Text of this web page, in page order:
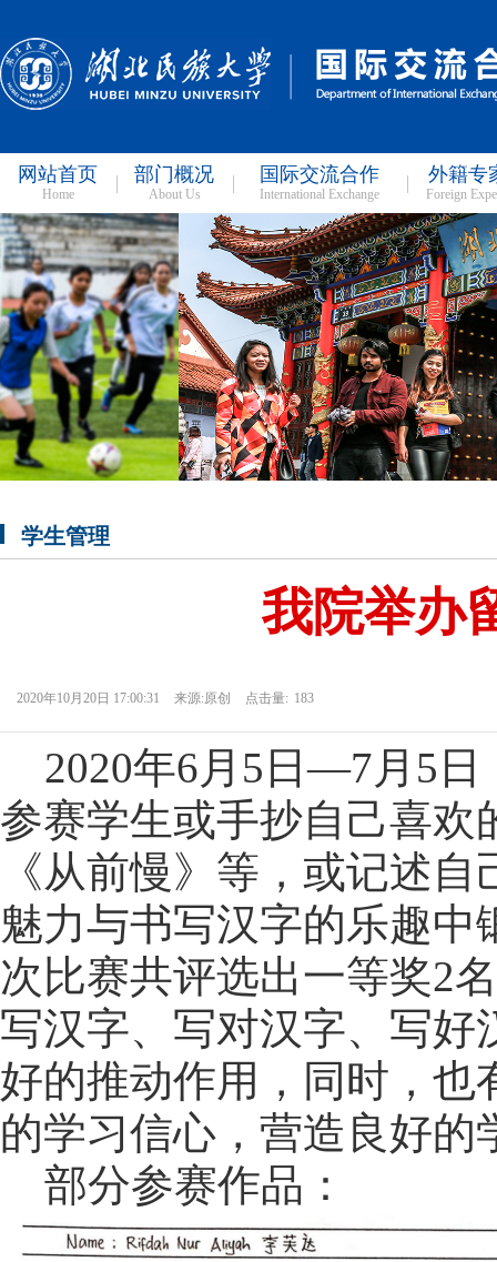
网站首页
Home
部门概况
About Us
国际交流合作
International Exchange
外籍专
Foreign
学生管理
我院举办
2020年10月20日 17:00:31 来源:原创 点击量: 183
2020年6月5日—7月5日
参赛学生或手抄自己喜欢
《从前慢》等，或记述
魅力与书写汉字的乐趣
次比赛共评选出一等奖2
写汉字、写对汉字、写好
好的推动作用，同时，也
的学习信心，营造良好的
部分参赛作品：